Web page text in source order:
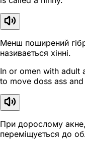
Менш поширений
називається хінні.
In or omen with adult
to move doss ass
При дорослому
переміщується до